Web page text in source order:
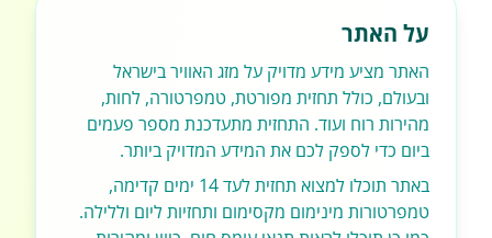
על האתר
האתר מציע מידע מדויק על מזג האוויר בישראל
ובעולם, כולל תחזית מפורטת, טמפרטורה, לחות,
מהירות רוח ועוד. התחזית מתעדכנת מספר פעמים
ביום כדי לספק לכם את המידע המדויק ביותר.
באתר תוכלו למצוא תחזית לעד 14 ימים קדימה,
טמפרטורות מינימום מקסימום ותחזיות ליום וללילה.